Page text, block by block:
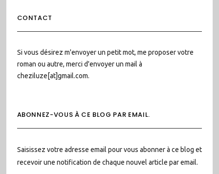
CONTACT
Si vous désirez m'envoyer un petit mot, me proposer votre
roman ou autre, merci d'envoyer un mail à
cheziluze[at]gmail.com.
ABONNEZ-VOUS À CE BLOG PAR EMAIL.
Saisissez votre adresse email pour vous abonner à ce blog et
recevoir une notification de chaque nouvel article par email.